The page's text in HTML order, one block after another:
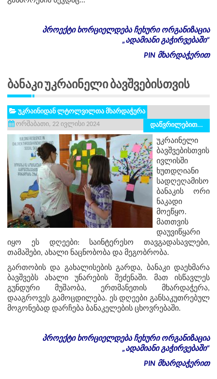
პროექტი ხორციელდება ჩეხური ორგანიზაცია
„ადამიანი გაჭირვებაში“
PIN მხარდაჭერით
Ბანაკი Უკრაინელი Ბავშვებისთვის
უკრაინიდან ლტოლვილთა მხარდაჭერა
ორშაბათი, 22 ივლისი 2024
დაწვრილებით...
უკრაინელი
ბავშვებისთვის
ივლისში
ხუთდღიანი
სადღეღამისო
ბანაკის ორი
ნაკადი
მოეწყო.
მათთვის
დაუვიწყარი
იყო ეს დღეები: საინტერესო თავგადასავლები,
თამაშები, ახალი ნაცნობობა და მეგობრობა.
გართობის და გახალისების გარდა, ბანაკი დაეხმარა
ბავშვებს ახალი უნარების შეძენაში. მათ ისწავლეს
გუნდური მუშაობა, ერთმანეთის მხარდაჭერა,
დააგროვეს გამოცდილება. ეს დღეები განსაკუთრებულ
მოგონებად დარჩება ბანაკელების ცხოვრებაში.
პროექტი ხორციელდება ჩეხური ორგანიზაცია
„ადამიანი გაჭირვებაში“
PIN მხარდაჭერით